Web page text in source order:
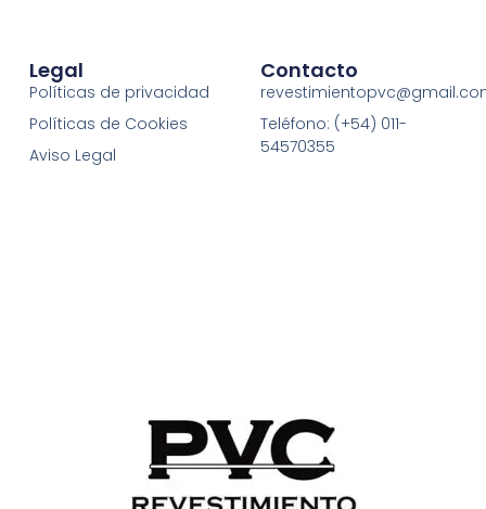
Legal
Políticas de privacidad
Políticas de Cookies
Aviso Legal
Contacto
Teléfono: (+54) 011-
54570355